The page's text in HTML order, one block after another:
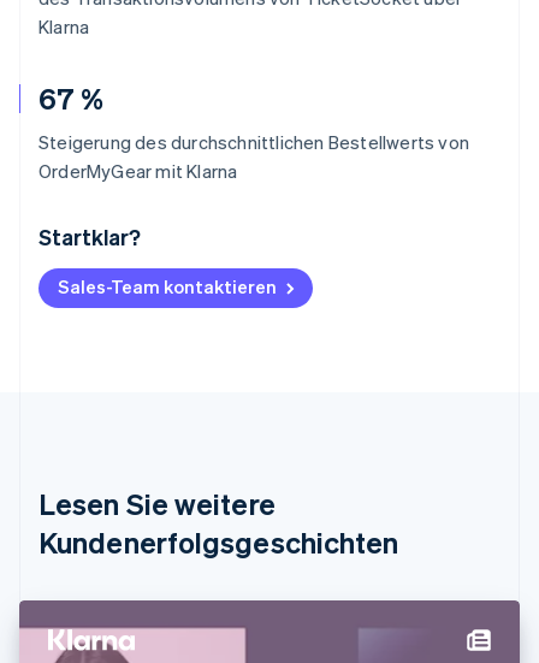
Klarna
67 %
Steigerung des durchschnittlichen Bestellwerts von
OrderMyGear mit Klarna
Startklar?
Sales-Team kontaktieren
Lesen Sie weitere
Kundenerfolgsgeschichten
Australien
Belgien
NederlandsFrançaisDeutschEnglish
DeutschEnglish
English
简体中文English
Finnland
EnglishSvenska